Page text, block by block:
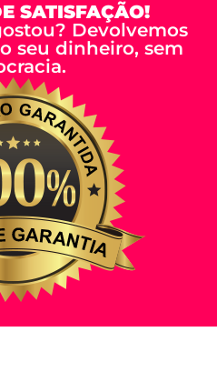
SATISFAÇÃO!
Devolvemos
seu dinheiro, sem